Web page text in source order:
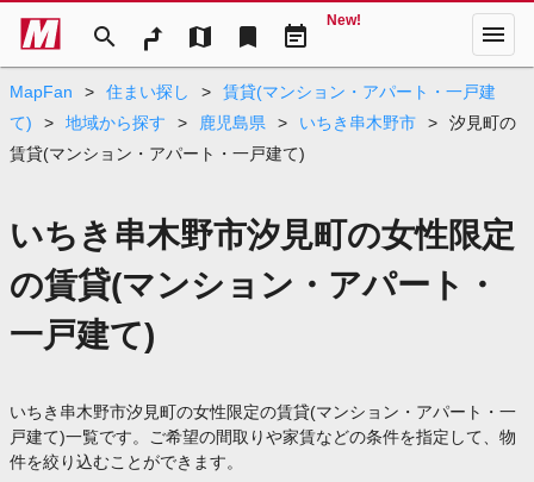
search map bookmark event_note
New! menu
MapFan > 住まい探し >
賃貸(マンション・アパート・一戸建
て)
> 地域から探す > 鹿児島県 > いちき串木野市 >
汐見町の
賃貸(マンション・アパート・一戸建て)
いちき串木野市汐見町の女性限定
の賃貸(マンション・アパート・
一戸建て)
いちき串木野市汐見町の女性限定の賃貸(マンション・アパート・一
戸建て)一覧です。ご希望の間取りや家賃などの条件を指定して、物
件を絞り込むことができます。